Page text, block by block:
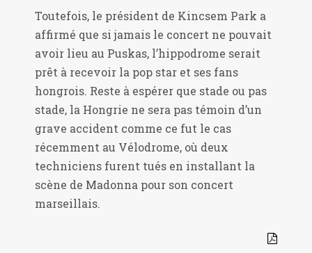
Toutefois, le président de Kincsem Park a
affirmé que si jamais le concert ne pouvait
avoir lieu au Puskas, l’hippodrome serait
prêt à recevoir la pop star et ses fans
hongrois. Reste à espérer que stade ou pas
stade, la Hongrie ne sera pas témoin d’un
grave accident comme ce fut le cas
récemment au Vélodrome, où deux
techniciens furent tués en installant la
scène de Madonna pour son concert
marseillais.